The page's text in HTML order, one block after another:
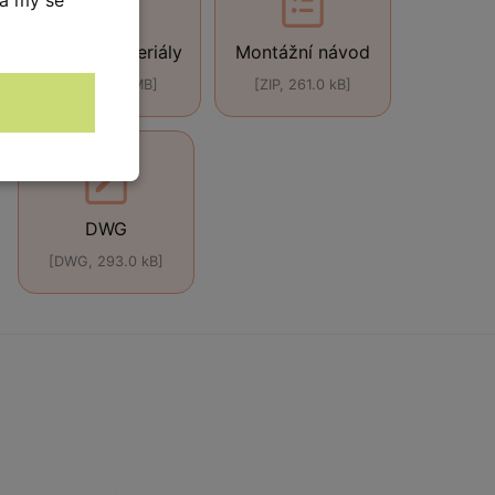
Použité materiály
[ZIP, 4.24 MB]
Montážní návod
[ZIP, 261.0 kB]
DWG
[DWG, 293.0 kB]